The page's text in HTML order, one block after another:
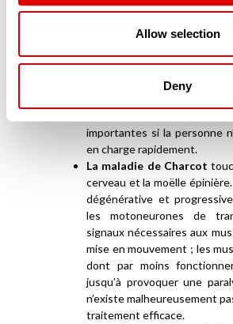
Allow selection
Deny
L’AVC (Accident
intervient lorsque le
l’oxygène, ni les
nécessaires. Dès-lors,
importantes si la personne
en charge rapidement.
La maladie de Charcot
cerveau et la moëlle
dégénérative et
les motoneurones de
signaux nécessaires aux
mise en mouvement ; les
dont par moins
jusqu’à provoquer une
n’existe malheureusement
traitement efficace.